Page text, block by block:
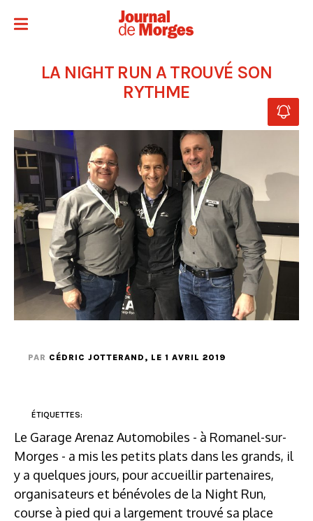
LA NIGHT RUN A TROUVÉ SON
RYTHME
PAR CÉDRIC JOTTERAND , LE 1 AVRIL 2019
ÉTIQUETTES:
Le Garage Arenaz Automobiles - à Romanel-sur-
Morges - a mis les petits plats dans les grands, il
y a quelques jours, pour accueillir partenaires,
organisateurs et bénévoles de la Night Run,
course à pied qui a largement trouvé sa place